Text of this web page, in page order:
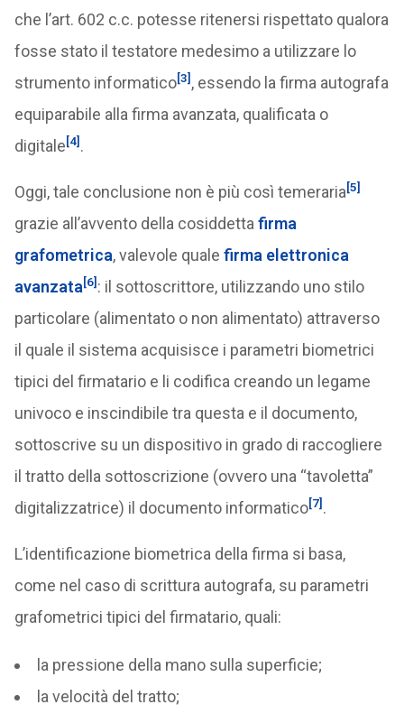
che l’art. 602 c.c. potesse ritenersi rispettato qualora
fosse stato il testatore medesimo a utilizzare lo
strumento informatico[3] , essendo la firma autografa
equiparabile alla firma avanzata, qualificata o
digitale[4] .
Oggi, tale conclusione non è più così temeraria[5]
grazie all’avvento della cosiddetta firma
grafometrica, valevole quale firma elettronica
avanzata[6] : il sottoscrittore, utilizzando uno stilo
particolare (alimentato o non alimentato) attraverso
il quale il sistema acquisisce i parametri biometrici
tipici del firmatario e li codifica creando un legame
univoco e inscindibile tra questa e il documento,
sottoscrive su un dispositivo in grado di raccogliere
il tratto della sottoscrizione (ovvero una “tavoletta”
digitalizzatrice) il documento informatico[7] .
L’identificazione biometrica della firma si basa,
come nel caso di scrittura autografa, su parametri
grafometrici tipici del firmatario, quali:
la pressione della mano sulla superficie;
la velocità del tratto;